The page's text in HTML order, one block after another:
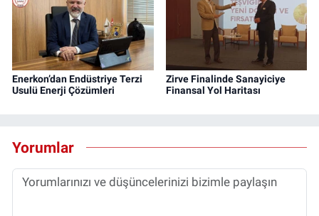
Enerkon’dan Endüstriye Terzi
Usulü Enerji Çözümleri
Zirve Finalinde Sanayiciye
Finansal Yol Haritası
Yorumlar